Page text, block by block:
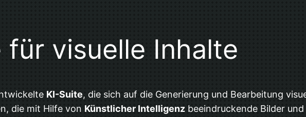
visuelle Inhalte
KI-Suite, die sich auf die Generierung und Bearbeitung
die mit Hilfe von Künstlicher Intelligenz beeindruckende Bilder